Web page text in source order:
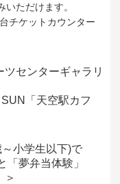
ただけます。
チケットカウンター
センターギャラリ
「天空駅カフ
小学生以下)で
「夢弁当体験」
＞